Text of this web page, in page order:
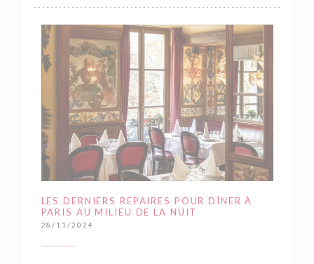
LES DERNIERS REPAIRES POUR DÎNER À
PARIS AU MILIEU DE LA NUIT
28/11/2024